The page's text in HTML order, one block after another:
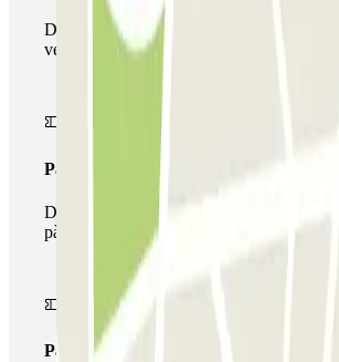
Durant la teva estada podràs entrar i sortir
vegada al pàrquing
Passi multipàrquing
Durant la teva estada podràs fer ús de tota
pàrquings d'aquest operador disponibles a
Passi il·limitat